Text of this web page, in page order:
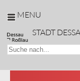
MENU
STADT